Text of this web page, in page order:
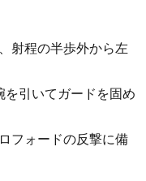
射程の半歩外から左
引いてガードを固め
フォードの反撃に備